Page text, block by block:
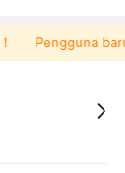
Pengguna